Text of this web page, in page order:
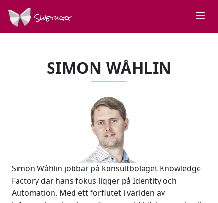
Swetugg
SIMON WÅHLIN
Simon Wåhlin jobbar på konsultbolaget Knowledge
Factory där hans fokus ligger på Identity och
Automation. Med ett förflutet i världen av